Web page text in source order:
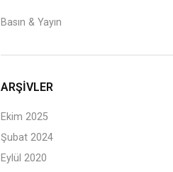
Basın & Yayın
ARŞIVLER
Ekim 2025
Şubat 2024
Eylül 2020